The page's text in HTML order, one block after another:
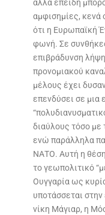
αλλά επειδή
αμφισημίες, κενά
ότι η Ευρωπαϊκή
φωνή. Σε
επιβράδυνση
προνομιακού
μέλους έχει
επενδύσει σε μια
διαύλους τόσο με
ενώ παράλληλα
ΝΑΤΟ. Αυτή η
το γεωπολιτικό
Ουγγαρία ως
υποτάσσεται
νίκη Μάγιαρ, η